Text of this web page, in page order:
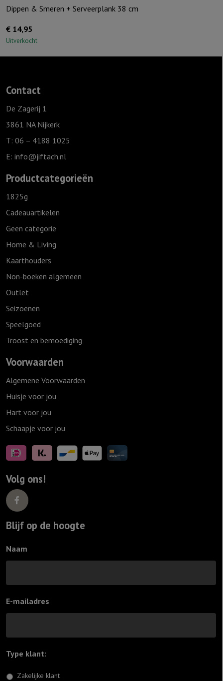
Dippen & Smeren + Serveerplank 38 cm
€ 14,95
Uitverkocht
Contact
De Zagerij 1
3861 NA Nijkerk
T: 06 – 4188 1025
E: info@jiftach.nl
Productcategorieën
1825g
Cadeauartikelen
Geen categorie
Home & Living
Kaarthouders
Non-boeken algemeen
Outlet
Seizoenen
Speelgoed
Troost en bemoediging
Voorwaarden
Algemene Voorwaarden
Huisje voor jou
Hart voor jou
Schaapje voor jou
Volg ons!
Blijf op de hoogte
Naam
E-mailadres
Type klant:
Zakelijke klant